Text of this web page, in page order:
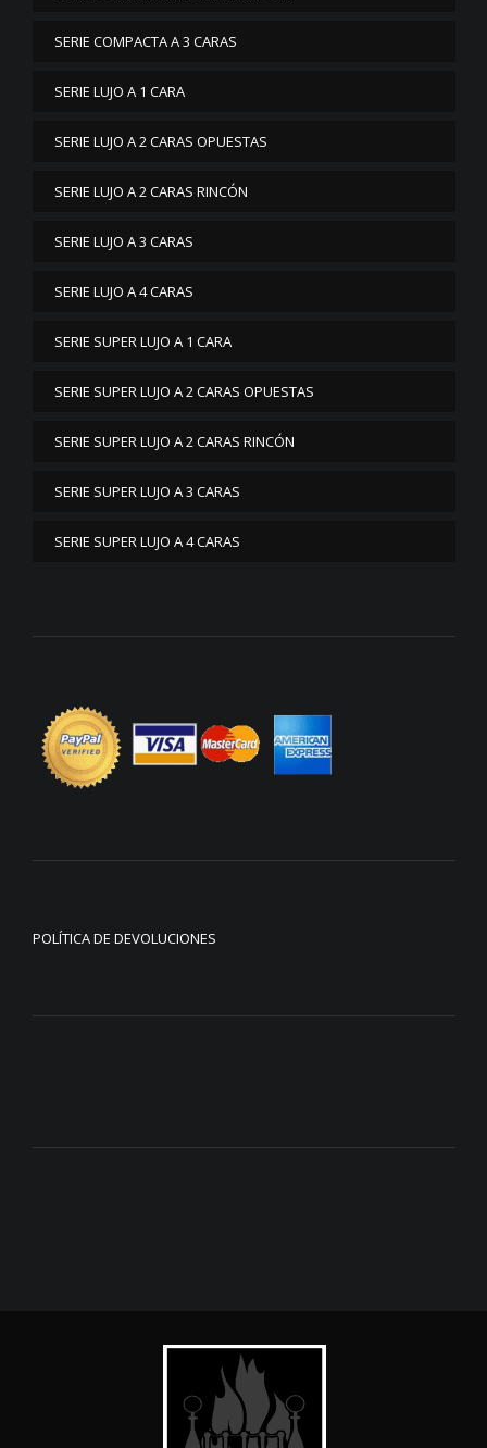
SERIE COMPACTA A 3 CARAS
SERIE LUJO A 1 CARA
SERIE LUJO A 2 CARAS OPUESTAS
SERIE LUJO A 2 CARAS RINCÓN
SERIE LUJO A 3 CARAS
SERIE LUJO A 4 CARAS
SERIE SUPER LUJO A 1 CARA
SERIE SUPER LUJO A 2 CARAS OPUESTAS
SERIE SUPER LUJO A 2 CARAS RINCÓN
SERIE SUPER LUJO A 3 CARAS
SERIE SUPER LUJO A 4 CARAS
POLÍTICA DE DEVOLUCIONES